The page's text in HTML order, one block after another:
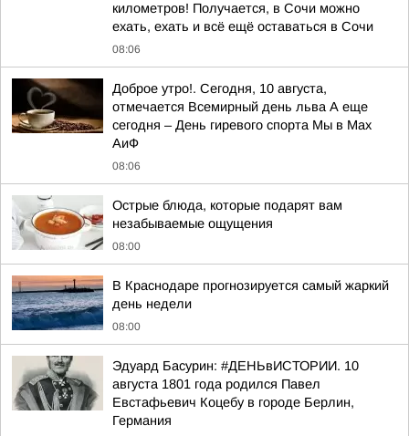
километров! Получается, в Сочи можно
ехать, ехать и всё ещё оставаться в Сочи
08:06
Доброе утро!. Сегодня, 10 августа,
отмечается Всемирный день льва А еще
сегодня – День гиревого спорта Мы в Мах
АиФ
08:06
Острые блюда, которые подарят вам
незабываемые ощущения
08:00
В Краснодаре прогнозируется самый жаркий
день недели
08:00
Эдуард Басурин: #ДЕНЬвИСТОРИИ. 10
августа 1801 года родился Павел
Евстафьевич Коцебу в городе Берлин,
Германия